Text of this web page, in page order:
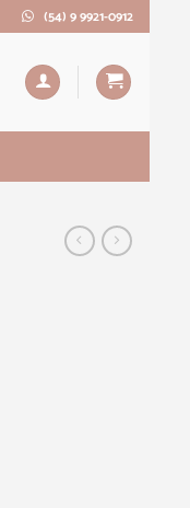
(54) 9 9921-0912